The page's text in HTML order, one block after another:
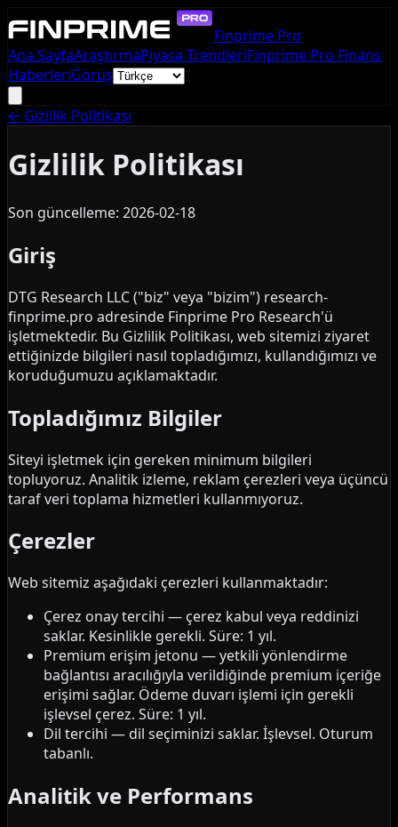
Finprime Pro
Ana SayfaAraştırmaPiyasa TrendleriFinprime Pro Finans
HaberleriGörüş
← Gizlilik Politikası
Gizlilik Politikası
Son güncelleme: 2026-02-18
Giriş
DTG Research LLC ("biz" veya "bizim") research-
finprime.pro adresinde Finprime Pro Research'ü
işletmektedir. Bu Gizlilik Politikası, web sitemizi ziyaret
ettiğinizde bilgileri nasıl topladığımızı, kullandığımızı ve
koruduğumuzu açıklamaktadır.
Topladığımız Bilgiler
Siteyi işletmek için gereken minimum bilgileri
topluyoruz. Analitik izleme, reklam çerezleri veya üçüncü
taraf veri toplama hizmetleri kullanmıyoruz.
Çerezler
Web sitemiz aşağıdaki çerezleri kullanmaktadır:
Çerez onay tercihi — çerez kabul veya reddinizi
saklar. Kesinlikle gerekli. Süre: 1 yıl.
Premium erişim jetonu — yetkili yönlendirme
bağlantısı aracılığıyla verildiğinde premium içeriğe
erişimi sağlar. Ödeme duvarı işlemi için gerekli
işlevsel çerez. Süre: 1 yıl.
Dil tercihi — dil seçiminizi saklar. İşlevsel. Oturum
tabanlı.
Analitik ve Performans